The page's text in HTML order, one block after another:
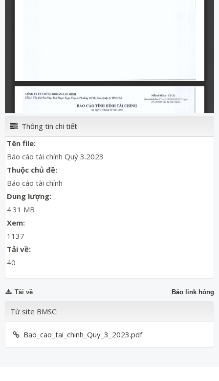
Thông tin chi tiết
Tên file:
Báo cáo tài chính Quý 3.2023
Thuộc chủ đề:
Báo cáo tài chính
Dung lượng:
4.31 MB
Xem:
1137
Tải về:
40
Báo link hỏng
Tải về
Từ site BMSC:
Bao_cao_tai_chinh_Quy_3_2023.pdf